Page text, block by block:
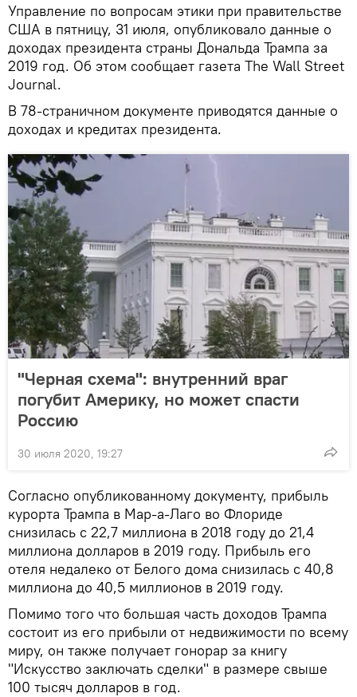
Управление по вопросам этики при правительстве
США в пятницу, 31 июля, опубликовало данные о
доходах президента страны Дональда Трампа за
2019 год. Об этом сообщает газета The Wall Street
Journal.
В 78-страничном документе приводятся данные о
доходах и кредитах президента.
"Черная схема": внутренний враг
погубит Америку, но может спасти
Россию
30 июля 2020, 19:27
Согласно опубликованному документу, прибыль
курорта Трампа в Мар-а-Лаго во Флориде
снизилась с 22,7 миллиона в 2018 году до 21,4
миллиона долларов в 2019 году. Прибыль его
отеля недалеко от Белого дома снизилась с 40,8
миллиона до 40,5 миллионов в 2019 году.
Помимо того что большая часть доходов Трампа
состоит из его прибыли от недвижимости по всему
миру, он также получает гонорар за книгу
"Искусство заключать сделки" в размере свыше
100 тысяч долларов в год.